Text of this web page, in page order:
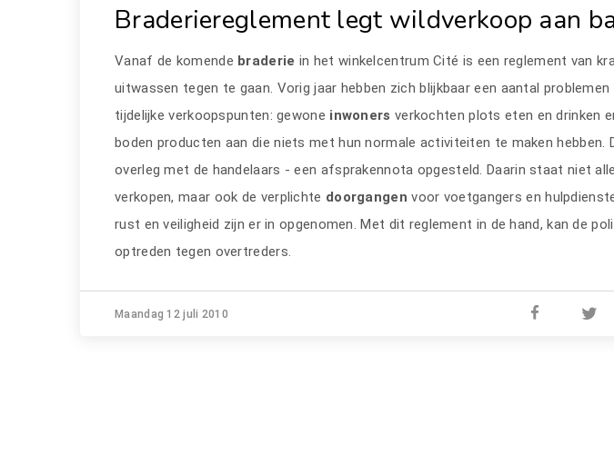
Braderiereglement legt wildverkoop aan
Vanaf de komende braderie in het winkelcentrum Cité is een reglement van
uitwassen tegen te gaan. Vorig jaar hebben zich blijkbaar een aantal
tijdelijke verkoopspunten: gewone inwoners verkochten plots eten en drinken
boden producten aan die niets met hun normale activiteiten te maken hebben.
overleg met de handelaars - een afsprakennota opgesteld. Daarin staat niet
verkopen, maar ook de verplichte doorgangen voor voetgangers en
rust en veiligheid zijn er in opgenomen. Met dit reglement in de hand, kan de
optreden tegen overtreders.
Maandag 12 juli 2010